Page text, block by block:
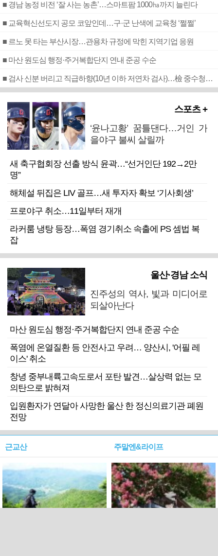
■ 경남 농정 비전 ‘잘 사는 농촌’…스마트팜 1000㏊까지 늘린다
■ 교육혁신선도지 공모 코앞인데…구·군 난색에 교육청 ‘쩔쩔’
■ 르노 못 타는 부산시장…관용차 규정에 막힌 지역기업 응원
■ 마산 원도심 행정·주거복합단지 연내 준공 수순
■ 검사 신분 버리고 직급하향(10년 이하 저연차 검사)…檢 중수청행 기피
스포츠 +
‘윤나고황’ 꿈틀댄다…거인 가
을야구 불씨 살릴까
새 축구협회장 선출 방식 윤곽…“선거인단 192→2만
명”
해체설 뒤집은 LIV 골프…새 투자자 확보 ‘기사회생’
프로야구 취소…11일부터 재개
라커룸 냉탕 등장…폭염 경기취소 속출에 PS 셈법 복
잡
울산·경남 소식
진주성의 역사, 빛과 미디어로
되살아난다
마산 원도심 행정·주거복합단지 연내 준공 수순
폭염에 온열질환 등 안전사고 우려… 양산시, '어필 레
이스' 취소
창녕 중부내륙고속도로서 포탄 발견…살상력 없는 모
의탄으로 밝혀져
입원환자가 연달아 사망한 울산 한 정신의료기관 폐원
전망
근교산 주말엔&라이프